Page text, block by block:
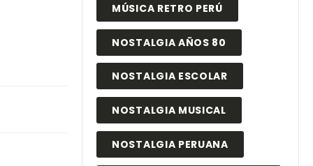
MÚSICA RETRO PERÚ
NOSTALGIA AÑOS 80
NOSTALGIA ESCOLAR
NOSTALGIA MUSICAL
NOSTALGIA PERUANA